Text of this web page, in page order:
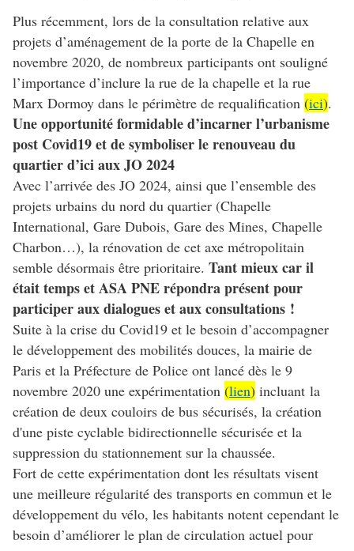
Plus récemment, lors de la consultation relative aux
projets d’aménagement de la porte de la Chapelle en
novembre 2020, de nombreux participants ont souligné
l’importance d’inclure la rue de la chapelle et la rue
Marx Dormoy dans le périmètre de requalification (ici).
Une opportunité formidable d’incarner l’urbanisme
post Covid19 et de symboliser le renouveau du
quartier d’ici aux JO 2024
Avec l’arrivée des JO 2024, ainsi que l’ensemble des
projets urbains du nord du quartier (Chapelle
International, Gare Dubois, Gare des Mines, Chapelle
Charbon…), la rénovation de cet axe métropolitain
semble désormais être prioritaire. Tant mieux car il
était temps et ASA PNE répondra présent pour
participer aux dialogues et aux consultations !
Suite à la crise du Covid19 et le besoin d’accompagner
le développement des mobilités douces, la mairie de
Paris et la Préfecture de Police ont lancé dès le 9
novembre 2020 une expérimentation (lien) incluant la
création de deux couloirs de bus sécurisés, la création
d'une piste cyclable bidirectionnelle sécurisée et la
suppression du stationnement sur la chaussée.
Fort de cette expérimentation dont les résultats visent
une meilleure régularité des transports en commun et le
développement du vélo, les habitants notent cependant le
besoin d’améliorer le plan de circulation actuel pour